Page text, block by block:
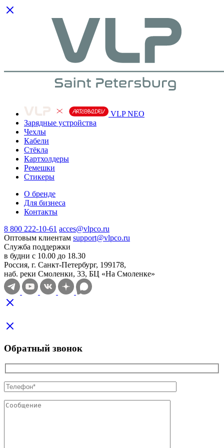
VLP NEO
Зарядные устройства
Чехлы
Кабели
Cтёкла
Картхолдеры
Ремешки
Стикеры
О бренде
Для бизнеса
Контакты
8 800 222-10-61 acces@vlpco.ru
Оптовым клиентам support@vlpco.ru
Служба поддержки
в будни с 10.00 до 18.30
Россия, г. Санкт-Петербург, 199178,
наб. реки Смоленки, 33, БЦ «На Смоленке»
Обратный звонок